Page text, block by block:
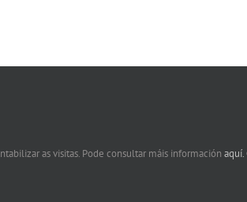
as visitas. Pode consultar máis información aquí.